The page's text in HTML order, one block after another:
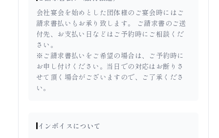
会社宴会を始めとした団体様のご宴会時にはご
請求書払いもお承り致します。 ご請求書のご送
付先、お支払い日などはご予約時にご相談くだ
さい。
※ご請求書払いをご希望の場合は、ご予約時に
お申し付けください。当日での対応はお断りさ
せて頂く場合がございますので、ご了承くださ
い。
インボイスについて